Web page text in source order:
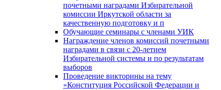
почетными наградами Избирательной
комиссии Иркутской области за
качественную подготовку и п
Обучающие семинары с членами УИК
Награждение членов комиссий почетными
наградами в связи с 20-летием
Избирательной системы и по результатам
выборов
Проведение викторины на тему
«Конституция Российской Федерации и